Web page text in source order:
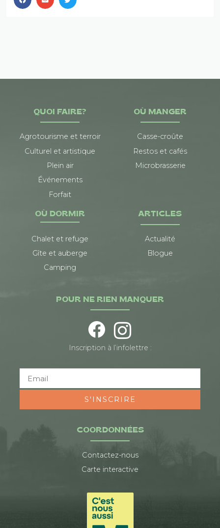
QUOI FAIRE?
Agrotourisme et terroir
Culturel et artistique
Plein air
Événements
Forfait
OÙ MANGER
Casse-croûte
Restos et cafés
Microbrasserie
OÙ DORMIR
Chalet et refuge
Gîte et auberge
Camping
ARTICLES
Actualité
Blogue
COORDONNÉES
Contactez-nous
Carte interactive
POUR NE RIEN MANQUER
Inscription à l’infolettre :
S'INSCRIRE